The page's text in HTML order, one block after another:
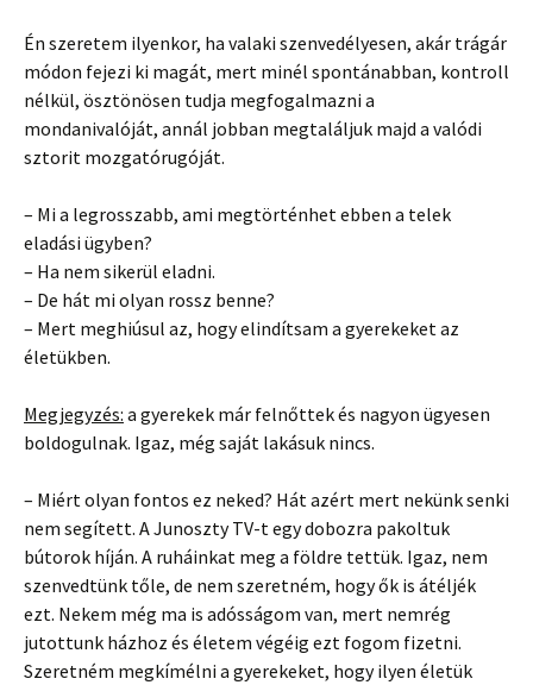
Én szeretem ilyenkor, ha valaki szenvedélyesen, akár trágár
módon fejezi ki magát, mert minél spontánabban, kontroll
nélkül, ösztönösen tudja megfogalmazni a
mondanivalóját, annál jobban megtaláljuk majd a valódi
sztorit mozgatórugóját.
– Mi a legrosszabb, ami megtörténhet ebben a telek
eladási ügyben?
– Ha nem sikerül eladni.
– De hát mi olyan rossz benne?
– Mert meghiúsul az, hogy elindítsam a gyerekeket az
életükben.
Megjegyzés: a gyerekek már felnőttek és nagyon ügyesen
boldogulnak. Igaz, még saját lakásuk nincs.
– Miért olyan fontos ez neked? Hát azért mert nekünk senki
nem segített. A Junoszty TV-t egy dobozra pakoltuk
bútorok híján. A ruháinkat meg a földre tettük. Igaz, nem
szenvedtünk tőle, de nem szeretném, hogy ők is átéljék
ezt. Nekem még ma is adósságom van, mert nemrég
jutottunk házhoz és életem végéig ezt fogom fizetni.
Szeretném megkímélni a gyerekeket, hogy ilyen életük